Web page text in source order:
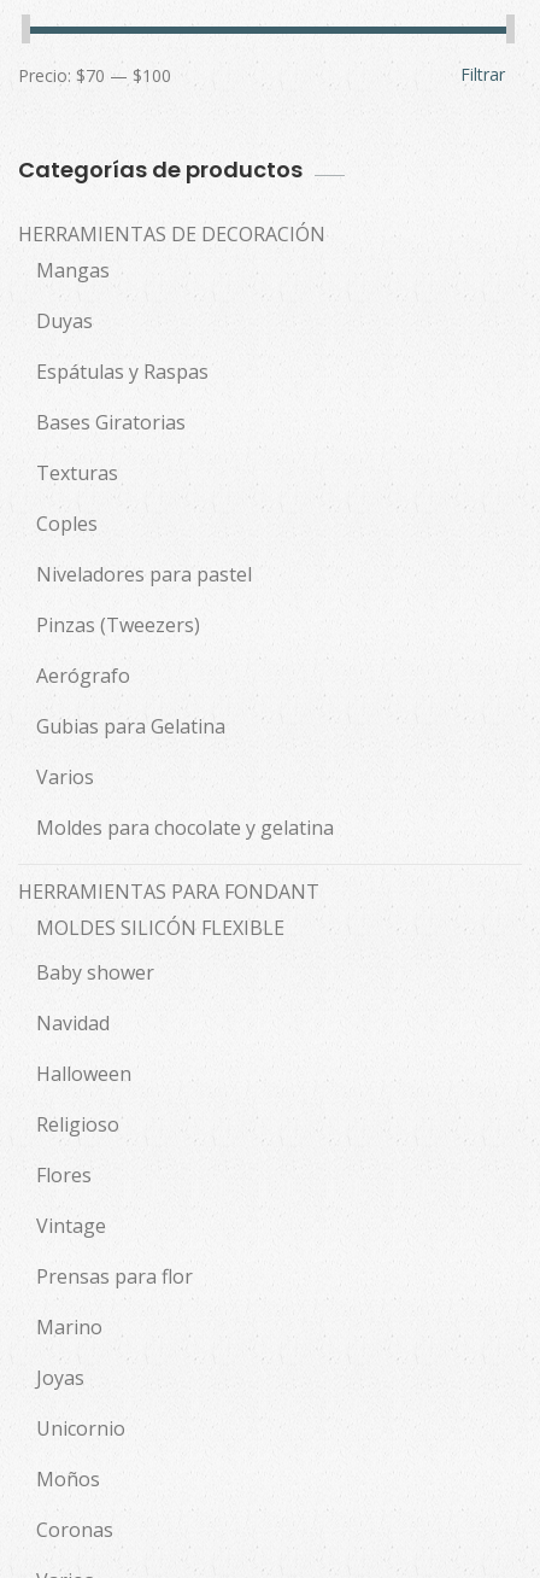
Filtrar
Precio: $70 — $100
Categorías de productos
HERRAMIENTAS DE DECORACIÓN
Mangas
Duyas
Espátulas y Raspas
Bases Giratorias
Texturas
Coples
Niveladores para pastel
Pinzas (Tweezers)
Aerógrafo
Gubias para Gelatina
Varios
Moldes para chocolate y gelatina
HERRAMIENTAS PARA FONDANT
MOLDES SILICÓN FLEXIBLE
Baby shower
Navidad
Halloween
Religioso
Flores
Vintage
Prensas para flor
Marino
Joyas
Unicornio
Moños
Coronas